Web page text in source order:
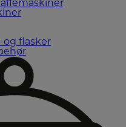
og flasker